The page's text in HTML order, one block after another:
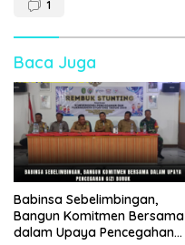
1
Baca Juga
Babinsa Sebelimbingan,
Bangun Komitmen Bersama
dalam Upaya Pencegahan